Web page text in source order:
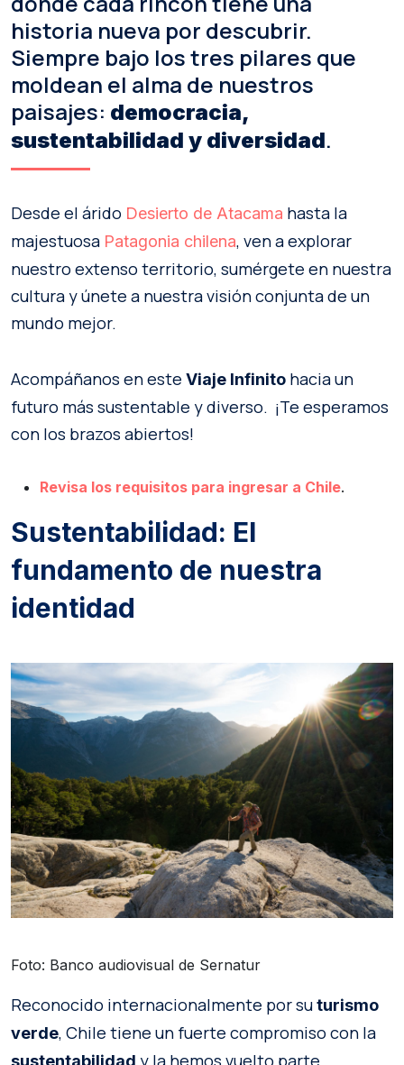
historia nueva por descubrir.
Siempre bajo los tres pilares que
moldean el alma de nuestros
paisajes: democracia,
sustentabilidad y diversidad.
Desde el árido Desierto de Atacama hasta la
majestuosa Patagonia chilena, ven a explorar
nuestro extenso territorio, sumérgete en nuestra
cultura y únete a nuestra visión conjunta de un
mundo mejor.
Acompáñanos en este Viaje Infinito hacia un
futuro más sustentable y diverso. ¡Te esperamos
con los brazos abiertos!
Revisa los requisitos para ingresar a Chile.
Sustentabilidad: El
fundamento de nuestra
identidad
Foto: Banco audiovisual de Sernatur
Reconocido internacionalmente por suturismo
verde, Chile tiene un fuerte compromiso con la
sustentabilidad